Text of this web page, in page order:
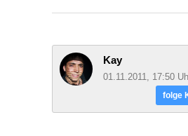
Kay
01.11.2011, 17:50
folge